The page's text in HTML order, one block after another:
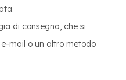
di consegna, che si
mail o un altro metodo